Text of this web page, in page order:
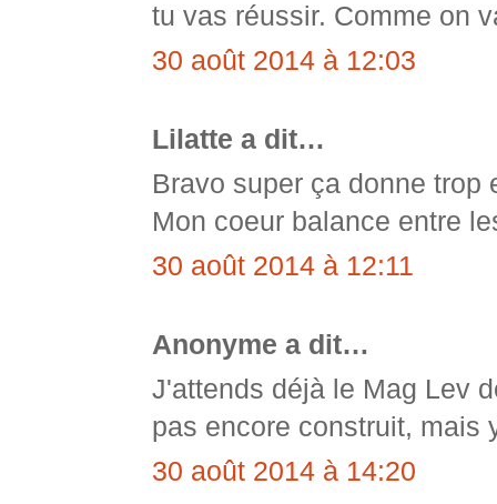
tu vas réussir. Comme on
30 août 2014 à 12:03
Lilatte a dit…
Bravo super ça donne trop
Mon coeur balance entre
30 août 2014 à 12:11
Anonyme a dit…
J'attends déjà le Mag Lev
pas encore construit, mais
30 août 2014 à 14:20